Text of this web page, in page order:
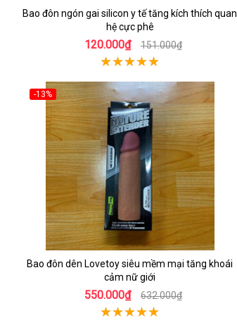
Bao đôn ngón gai silicon y tế tăng kích thích quan
hệ cực phê
120.000₫ 151.000₫
-13%
Bao đôn dên Lovetoy siêu mềm mại tăng khoái
cảm nữ giới
550.000₫ 632.000₫